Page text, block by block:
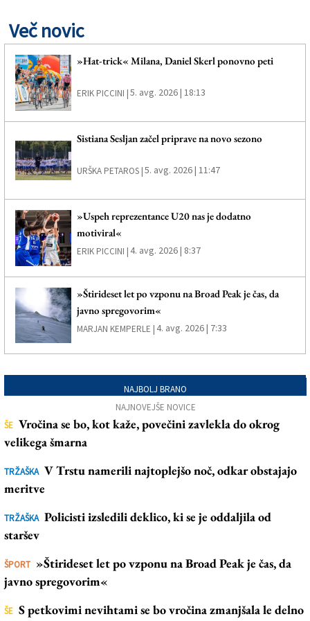
Več novic
»Hat-trick« Milana, Daniel Skerl ponovno peti
ERIK PICCINI |5. avg. 2026 | 18:13
Sistiana Sesljan začel priprave na novo sezono
URŠKA PETAROS |5. avg. 2026 | 11:47
»Uspeh reprezentance U20 nas je dodatno
motiviral«
ERIK PICCINI |4. avg. 2026 | 8:37
»Štirideset let po vzponu na Broad Peak je čas, da
javno spregovorim«
MARJAN KEMPERLE |4. avg. 2026 | 7:33
NAJBOLJ BRANO
NAJNOVEJŠE NOVICE
ŠE Vročina se bo, kot kaže, povečini zavlekla do okrog
velikega šmarna
TRŽAŠKA V Trstu namerili najtoplejšo noč, odkar obstajajo
meritve
TRŽAŠKA Policisti izsledili deklico, ki se je oddaljila od
staršev
ŠPORT »Štirideset let po vzponu na Broad Peak je čas, da
javno spregovorim«
ŠE S petkovimi nevihtami se bo vročina zmanjšala le delno